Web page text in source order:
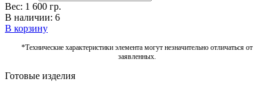
Вес: 1 600 гр.
В наличии: 6
В корзину
*Технические характеристики элемента могут незначительно отличаться от
заявленных.
Готовые изделия